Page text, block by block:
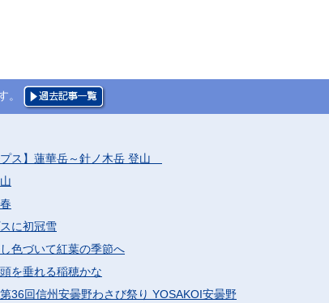
。
プス】蓮華岳～針ノ木岳 登山
に初冠雪
色づいて紅葉の季節へ
を垂れる稲穂かな
36回信州安曇野わさび祭り YOSAKOI安曇野